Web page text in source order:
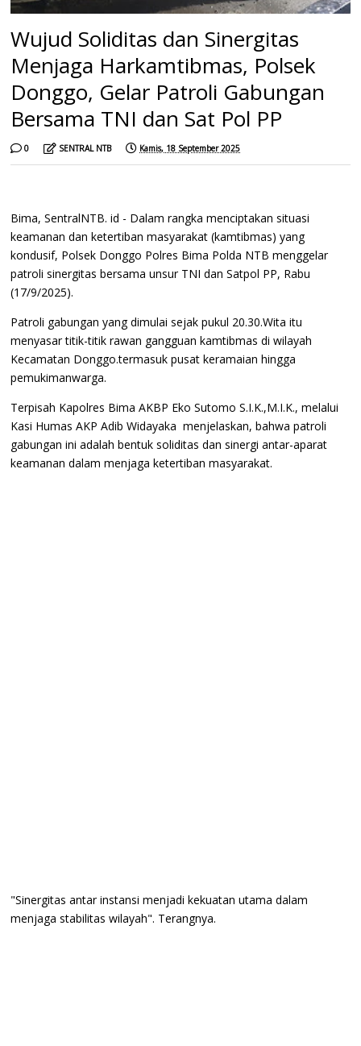
Wujud Soliditas dan Sinergitas
Menjaga Harkamtibmas, Polsek
Donggo, Gelar Patroli Gabungan
Bersama TNI dan Sat Pol PP
0 SENTRAL NTB Kamis, 18 September 2025
Bima, SentralNTB. id - Dalam rangka menciptakan situasi
keamanan dan ketertiban masyarakat (kamtibmas) yang
kondusif, Polsek Donggo Polres Bima Polda NTB menggelar
patroli sinergitas bersama unsur TNI dan Satpol PP, Rabu
(17/9/2025).
Patroli gabungan yang dimulai sejak pukul 20.30.Wita itu
menyasar titik-titik rawan gangguan kamtibmas di wilayah
Kecamatan Donggo.termasuk pusat keramaian hingga
pemukimanwarga.
Terpisah Kapolres Bima AKBP Eko Sutomo S.I.K.,M.I.K., melalui
Kasi Humas AKP Adib Widayaka menjelaskan, bahwa patroli
gabungan ini adalah bentuk soliditas dan sinergi antar-aparat
keamanan dalam menjaga ketertiban masyarakat.
"Sinergitas antar instansi menjadi kekuatan utama dalam
menjaga stabilitas wilayah". Terangnya.